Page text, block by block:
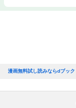
漫画無料試し読みならdブック